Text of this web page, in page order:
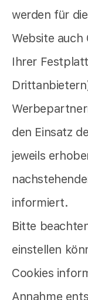
werden für
Website
Ihrer
den Einsatz
jeweils
informiert.
Bitte
einstellen
Cookies
Annahme